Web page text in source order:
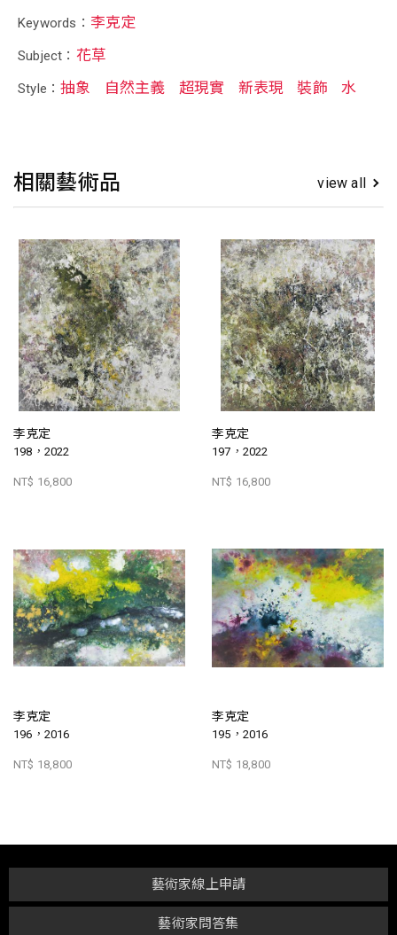
Keywords： 李克定
Subject： 花草
Style：抽象 自然主義 超現實 新表現 裝飾 水
相關藝術品 view all
李克定
198，2022
NT$ 16,800
李克定
197，2022
NT$ 16,800
李克定
196，2016
NT$ 18,800
李克定
195，2016
NT$ 18,800
藝術家問答集
藝術家線上申請